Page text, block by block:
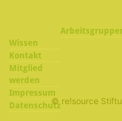
Wissen
Kontakt
Mitglied
werden
Impressum
Datenschutz© re!source